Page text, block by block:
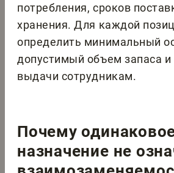
потребления, сроков
хранения. Для каждой
определить минимальный
допустимый объем запаса и
выдачи сотрудникам.
Почему
назначение не